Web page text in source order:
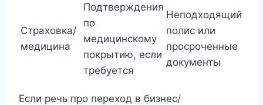
Страховка/
медицина
Подтверждения
по
медицинскому
покрытию, если
требуется
Неподходящий
полис или
просроченные
документы
Если речь про переход в бизнес/